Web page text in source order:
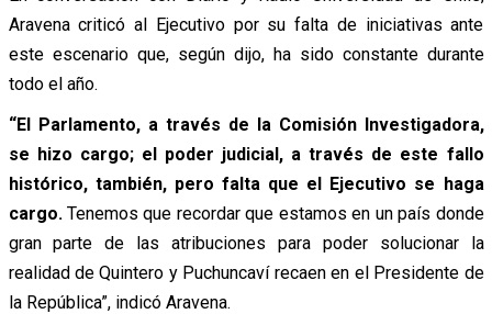
Aravena criticó al Ejecutivo por su falta de iniciativas ante
este escenario que, según dijo, ha sido constante durante
todo el año.
“El Parlamento, a través de la Comisión Investigadora,
se hizo cargo; el poder judicial, a través de este fallo
histórico, también, pero falta que el Ejecutivo se haga
cargo. Tenemos que recordar que estamos en un país donde
gran parte de las atribuciones para poder solucionar la
realidad de Quintero y Puchuncaví recaen en el Presidente de
la República”, indicó Aravena.